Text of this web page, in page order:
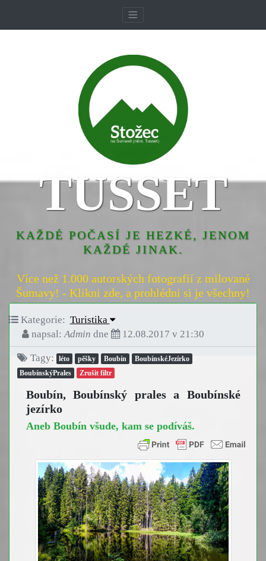
TUSSET
KAŽDÉ POČASÍ JE HEZKÉ, JENOM
KAŽDÉ JINAK.
Více než 1.000 autorských fotografií z milované
Šumavy! - Klikni zde, a prohlédni si je všechny!
Kategorie: Turistika
napsal:Admin dne 12.08.2017 v 21:30
Tagy: léto pěšky Boubín
BoubínskéJezírko
BoubínskýPrales
Zrušit filtr
Boubín, Boubínský prales a Boubínské
jezírko
Aneb Boubín všude, kam se podíváš.